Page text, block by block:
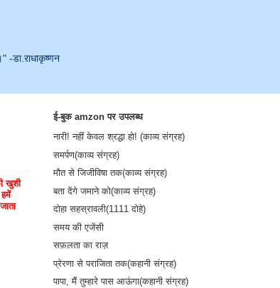
-डा.राधाकृष्णन
खुशी
ई-बुक amzon पर उपलब्ध
नारी! नहीं केवल श्रद्धा हो! (काव्य संग्रह)
समर्पण(काव्य संग्रह)
मौत से जिजीविषा तक(काव्य संग्रह)
बता देंगे जमाने को(काव्य संग्रह)
दोहा सहस्रावली(1111 दोहे)
समय की एजेंसी
सफ़लता का राज़
प्रेरणा से पराजिता तक(कहानी संग्रह)
पापा, मैं तुम्हारे पास आऊंगा(कहानी संग्रह)